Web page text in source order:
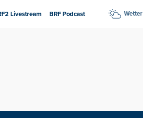
Livestream BRF Podcast Wetter